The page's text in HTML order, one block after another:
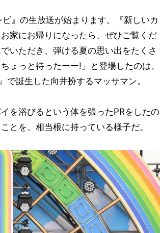
』の生放送が始まります。『新しいカ
家にお帰りになったら、ぜひご覧くだ
いただき、弾ける夏の思い出をたくさ
ょっと待ったーー!」と登場したのは、
誕生した向井扮するマッサマン。
を浴びるという体を張ったPRをしたの
とを、相当根に持っている様子だ。